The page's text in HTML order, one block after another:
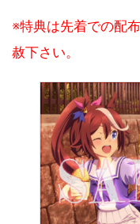
※特典は先着での配
赦下さい。